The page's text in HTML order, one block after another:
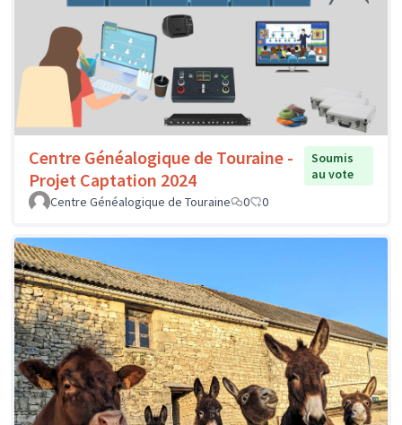
Centre Généalogique de Touraine -
Projet Captation 2024
Soumis
au vote
Centre Généalogique de Touraine
0 0